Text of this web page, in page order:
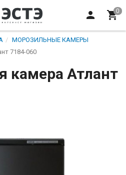
МОРОЗИЛЬНЫЕ КАМЕРЫ
7184-060
камера Атлант